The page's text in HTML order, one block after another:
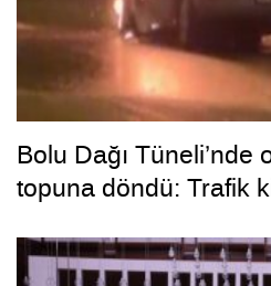
Bolu Dağı Tüneli’nde
topuna döndü: Trafik